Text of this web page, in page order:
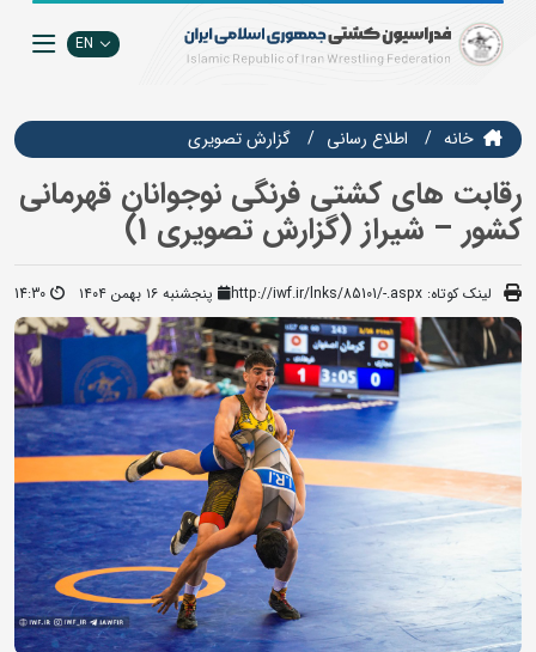
EN
خانه اطلاع رسانی گزارش تصويري
رقابت های کشتی فرنگی نوجوانان قهرمانی
کشور – شیراز (گزارش تصویری 1)
لینک کوتاه: http://iwf.ir/lnks/85101/-.aspx پنجشنبه ۱۶ بهمن ۱۴۰۴ 14:30